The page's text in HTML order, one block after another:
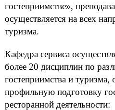
гостеприимстве»,
осуществляется на всех
туризма.
Кафедра сервиса
более 20 дисциплин по
гостеприимства и туризма,
профильную подготовку
ресторанной деятельности: